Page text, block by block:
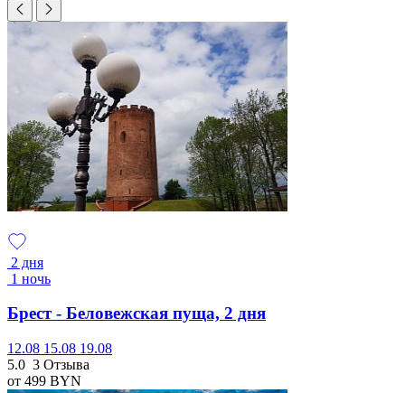
2 дня
1 ночь
Брест - Беловежская пуща, 2 дня
12.08 15.08 19.08
5.0 3 Отзыва
от 499 BYN